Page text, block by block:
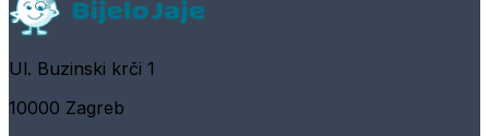
Ul. Buzinski krči 1
10000 Zagreb